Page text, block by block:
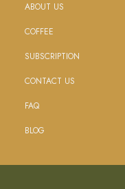
ABOUT US
COFFEE
SUBSCRIPTION
CONTACT US
FAQ
BLOG